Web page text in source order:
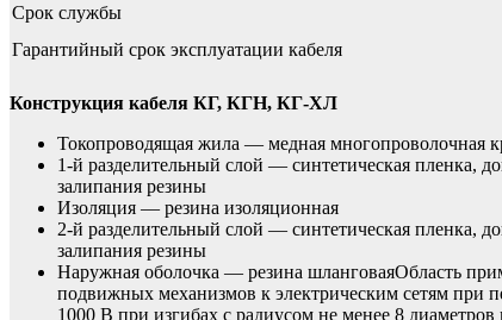
Срок службы
Гарантийный срок эксплуатации кабеля
Конструкция кабеля КГ, КГН, КГ-ХЛ
Токопроводящая жила — медная многопроволочная
1-й разделительный слой — синтетическая пленка,
залипания резины
Изоляция — резина изоляционная
2-й разделительный слой — синтетическая пленка,
залипания резины
Наружная оболочка — резина шланговаяОбласть
подвижных механизмов к электрическим сетям при
1000 В при изгибах с радиусом не менее 8